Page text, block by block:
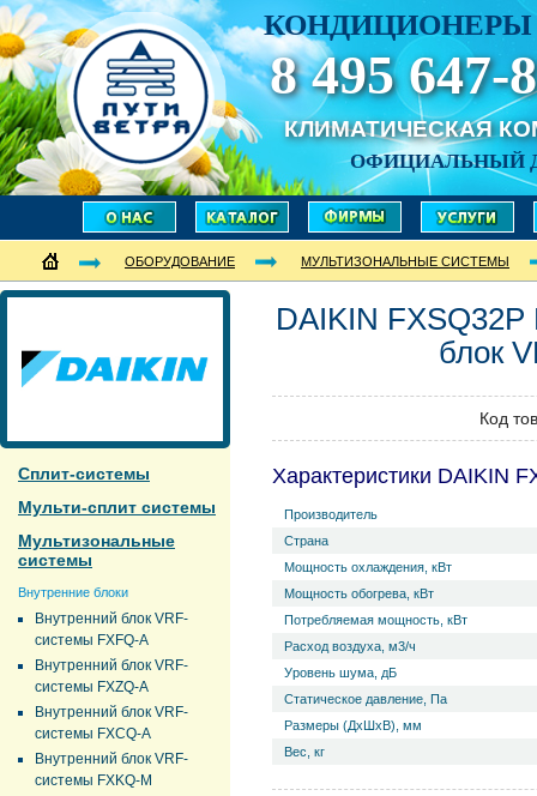
КОНДИЦИОНЕРЫ
8 495 647-
КЛИМАТИЧЕСКАЯ
ОФИЦИАЛЬНЫЙ
ОБОРУДОВАНИЕ МУЛЬТИЗОНАЛЬНЫЕ СИСТЕМЫ
Сплит-системы
Мульти-сплит системы
Мультизональные
системы
Внутренние блоки
Внутренний блок VRF-
системы FXFQ-A
Внутренний блок VRF-
системы FXZQ-A
Внутренний блок VRF-
системы FXCQ-A
Внутренний блок VRF-
системы FXKQ-M
DAIKIN FXSQ32Р
блок
Код
Характеристики DAIKIN
Производитель
Страна
Мощность охлаждения, кВт
Мощность обогрева, кВт
Потребляемая мощность, кВт
Расход воздуха, м3/ч
Уровень ш­ума, дБ
Статическое давление, Па
Размеры (ДхШхВ), мм
Вес, кг